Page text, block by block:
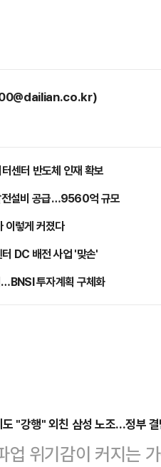
센터 반도체 인재 확보
전설비 공급…9560억 규모
이렇게 커졌다
DC 배전 사업 '맞손'
투자계획 구체화
"강행" 외친 삼성 노조...정부
업 위기감이 커지는